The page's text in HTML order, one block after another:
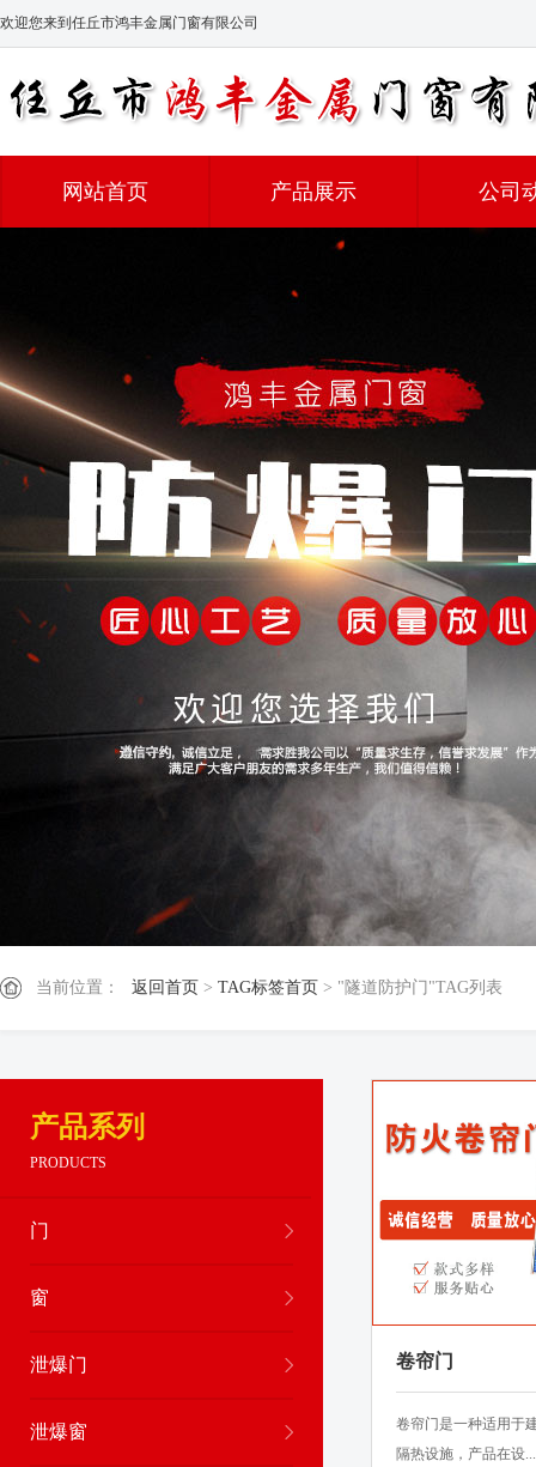
欢迎您来到任丘市鸿丰金属门窗有限公司
网站首页 产品展示 公司
当前位置： 返回首页 > TAG标签首页 > "隧道防护门"TAG列表
产品系列
PRODUCTS
门
窗
泄爆门
泄爆窗
卷帘门
卷帘门是一种适用于
隔热设施，产品在设...